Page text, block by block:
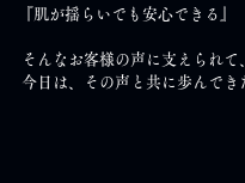
『肌が揺らいでも安心できる』
そんなお客様の声に支えられ
今日は、その声と共に歩んでき